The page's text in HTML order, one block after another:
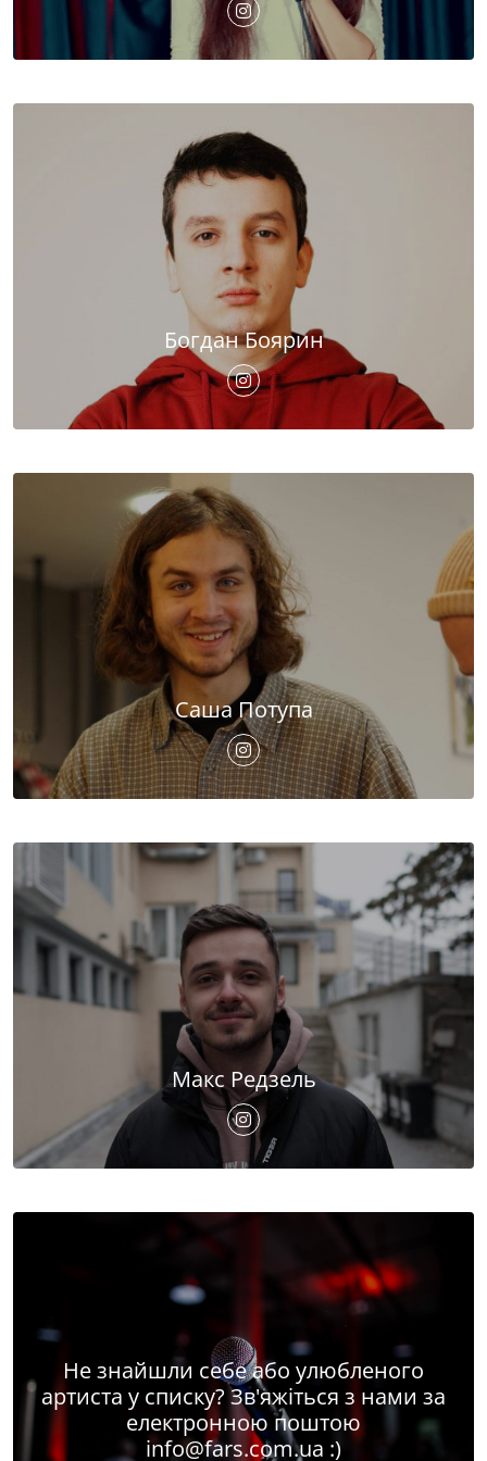
Богдан Боярин
Саша Потупа
Макс Редзель
Не знайшли себе або улюбленого
артиста у списку? Зв'яжіться з нами за
електронною поштою
info@fars.com.ua :)